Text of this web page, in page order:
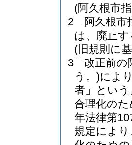
(阿久根市
2
阿久根市
は、廃止す
(旧規則に
3
改正前の
う。)によ
者」という
合理化の
年法律第
規定によ